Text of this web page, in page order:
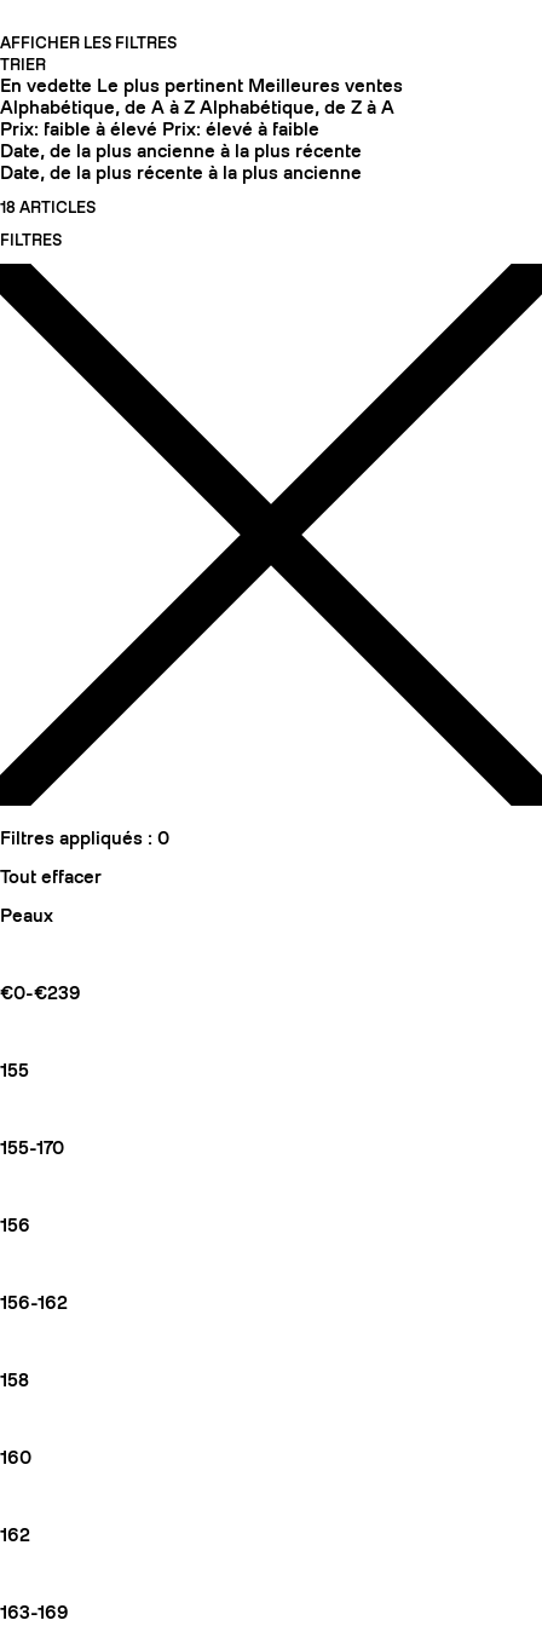
COUTEAUX
AFFICHER LES FILTRES
TRIER
En vedette Le plus pertinent Meilleures ventes
Alphabétique, de A à Z Alphabétique, de Z à A
Prix: faible à élevé Prix: élevé à faible
Date, de la plus ancienne à la plus récente
Date, de la plus récente à la plus ancienne
18 ARTICLES
FILTRES
Filtres appliqués : 0
Tout effacer
Peaux
€0-€239
155
155-170
156
156-162
158
160
162
163-169